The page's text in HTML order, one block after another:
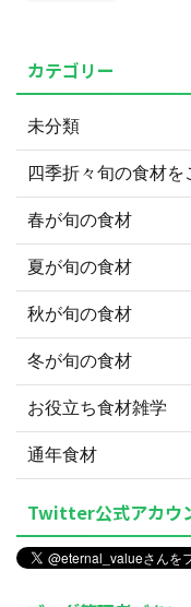
カテゴリー
未分類
四季折々旬の食材を
春が旬の食材
夏が旬の食材
秋が旬の食材
冬が旬の食材
お役立ち食材雑学
通年食材
Twitter公式アカウ